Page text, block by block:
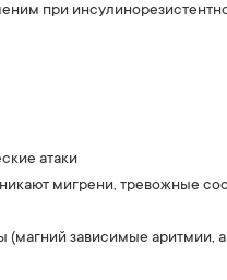
при
атаки
мигрени, тревожные
зависимые аритмии,